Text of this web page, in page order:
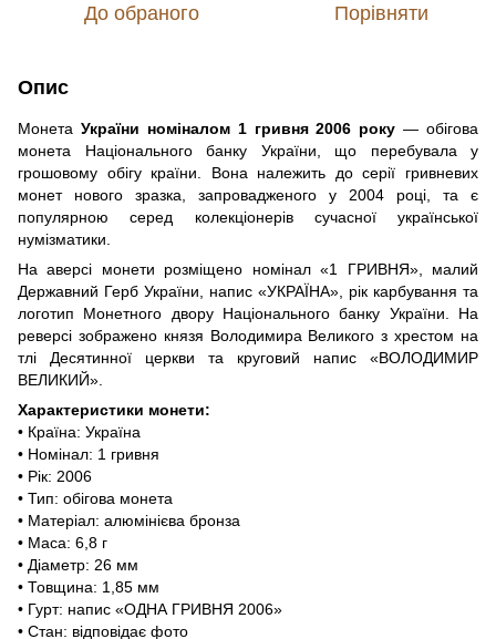
До обраного Порівняти
Опис
Монета України номіналом 1 гривня 2006 року — обігова
монета Національного банку України, що перебувала у
грошовому обігу країни. Вона належить до серії гривневих
монет нового зразка, запровадженого у 2004 році, та є
популярною серед колекціонерів сучасної української
нумізматики.
На аверсі монети розміщено номінал «1 ГРИВНЯ», малий
Державний Герб України, напис «УКРАЇНА», рік карбування та
логотип Монетного двору Національного банку України. На
реверсі зображено князя Володимира Великого з хрестом на
тлі Десятинної церкви та круговий напис «ВОЛОДИМИР
ВЕЛИКИЙ».
Характеристики монети:
• Країна: Україна
• Номінал: 1 гривня
• Рік: 2006
• Тип: обігова монета
• Матеріал: алюмінієва бронза
• Маса: 6,8 г
• Діаметр: 26 мм
• Товщина: 1,85 мм
• Гурт: напис «ОДНА ГРИВНЯ 2006»
• Стан: відповідає фото